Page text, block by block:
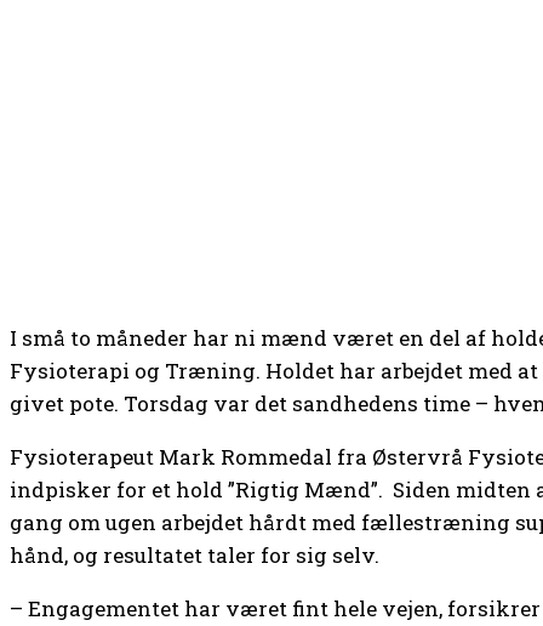
I små to måneder har ni mænd været en del af
Fysioterapi og Træning. Holdet har arbejdet med
givet pote. Torsdag var det sandhedens time –
Fysioterapeut Mark Rommedal fra Østervrå
indpisker for et hold ”Rigtig Mænd”. Siden midten
gang om ugen arbejdet hårdt med fællestræning
hånd, og resultatet taler for sig selv.
– Engagementet har været fint hele vejen,